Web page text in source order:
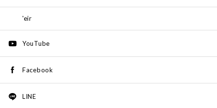
'eir
YouTube
Facebook
LINE